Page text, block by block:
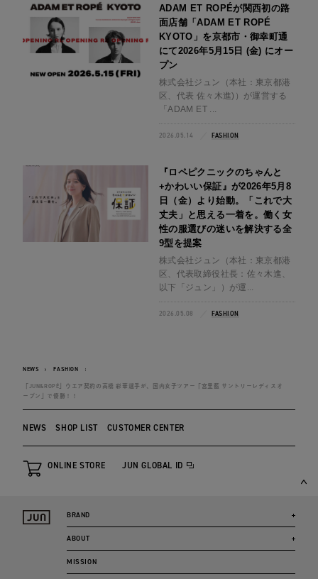
ADAM ET ROPÉが関西初の路
面店舗「ADAM ET ROPÉ
KYOTO」を京都市・御幸町通
にて2026年5月15日 (金) にオー
プン
株式会社ジュン（本社：東京都港
区、代表 佐々木進)）が運営する
「ADAM ET ...
2026.05.14 FASHION
『ロペピクニックのちゃんと
+かわいい保証』が2026年5月8
日（金）より始動。「これで大
丈夫」と思える一着を。働く女
性の服選びの迷いを解決する全
9型を提案
株式会社ジュン（本社：東京都港
区、代表取締役社長：佐々木進、
以下「ジュン」）が運...
2026.05.08 FASHION
NEWS FASHION
「JUN&ROPÉ」ウエア契約の高橋 彩華選手が、国内女子ツアー「宮里藍 サントリーレディスオ
ープン」で優勝！！
NEWS SHOP LIST CUSTOMER CENTER
JUN GLOBAL ID
ONLINE STORE
BRAND
ABOUT
MISSION